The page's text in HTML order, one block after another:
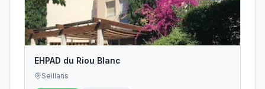
EHPAD du Riou Blanc
Seillans